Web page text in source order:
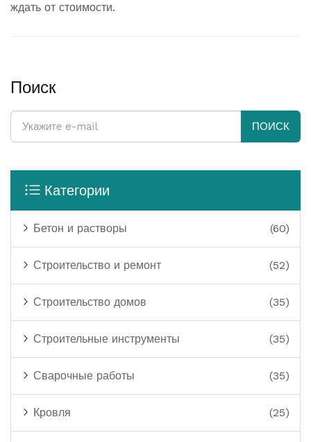
ждать от стоимости.
Поиск
ПОИСК
Категории
Бетон и растворы (60)
Строительство и ремонт (52)
Строительство домов (35)
Строительные инструменты (35)
Сварочные работы (35)
Кровля (25)